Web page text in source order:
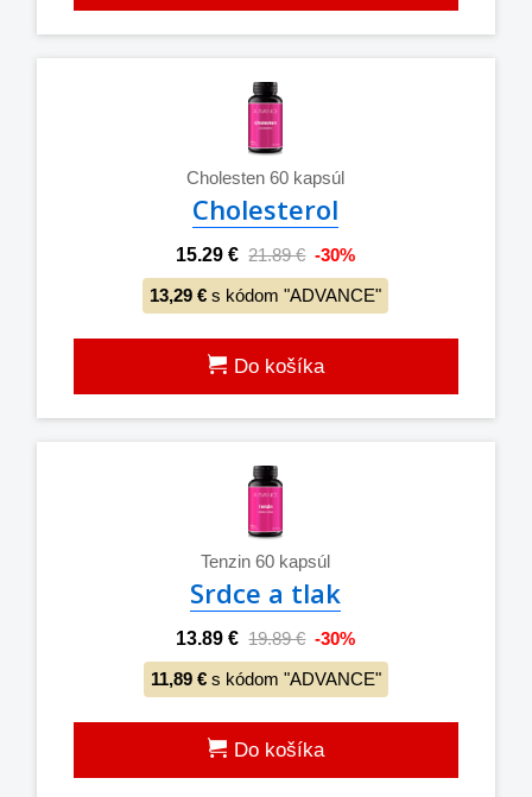
Cholesten 60 kapsúl
Cholesterol
15.29 € 21.89 € -30%
13,29 € s kódom "ADVANCE"
Do košíka
Tenzin 60 kapsúl
Srdce a tlak
13.89 € 19.89 € -30%
11,89 €s kódom "ADVANCE"
Do košíka